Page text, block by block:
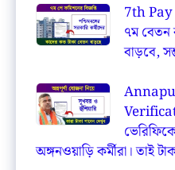
7th Pay
৭ম বেতন
বাড়বে,
অঙ্গনওয়াড়ি কর্মীরা। তাই